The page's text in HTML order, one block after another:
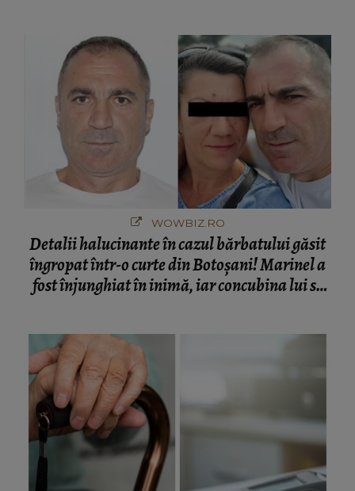
WOWBIZ.RO
Detalii halucinante în cazul bărbatului găsit
îngropat într-o curte din Botoșani! Marinel a
fost înjunghiat în inimă, iar concubina lui se